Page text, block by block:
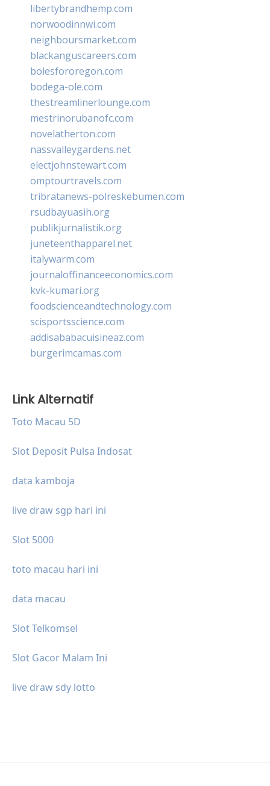
libertybrandhemp.com
norwoodinnwi.com
neighboursmarket.com
blackanguscareers.com
bolesfororegon.com
bodega-ole.com
thestreamlinerlounge.com
mestrinorubanofc.com
novelatherton.com
nassvalleygardens.net
electjohnstewart.com
omptourtravels.com
tribratanews-polreskebumen.com
rsudbayuasih.org
publikjurnalistik.org
juneteenthapparel.net
italywarm.com
journaloffinanceeconomics.com
kvk-kumari.org
foodscienceandtechnology.com
scisportsscience.com
addisababacuisineaz.com
burgerimcamas.com
Link Alternatif
Toto Macau 5D
Slot Deposit Pulsa Indosat
data kamboja
live draw sgp hari ini
Slot 5000
toto macau hari ini
data macau
Slot Telkomsel
Slot Gacor Malam Ini
live draw sdy lotto